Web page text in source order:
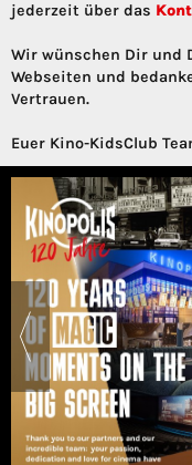
jederzeit über das
Wir wünschen Dir und
Webseiten und
Vertrauen.
Euer Kino-KidsClub